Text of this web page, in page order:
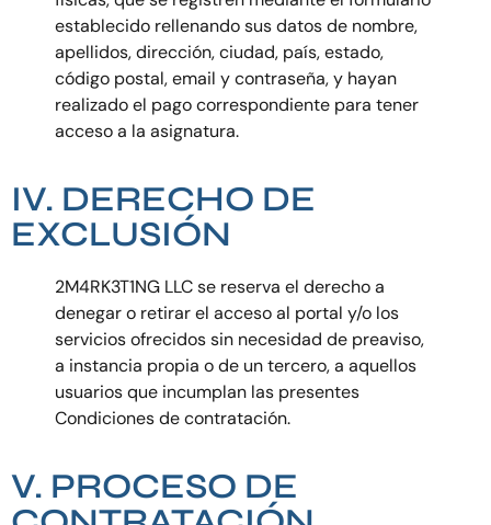
establecido rellenando sus datos de nombre,
apellidos, dirección, ciudad, país, estado,
código postal, email y contraseña, y hayan
realizado el pago correspondiente para tener
acceso a la asignatura.
IV. DERECHO DE
EXCLUSIÓN
2M4RK3T1NG LLC se reserva el derecho a
denegar o retirar el acceso al portal y/o los
servicios ofrecidos sin necesidad de preaviso,
a instancia propia o de un tercero, a aquellos
usuarios que incumplan las presentes
Condiciones de contratación.
V. PROCESO DE